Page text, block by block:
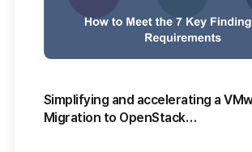
Simplifying and accelerating a
Migration to OpenStack…